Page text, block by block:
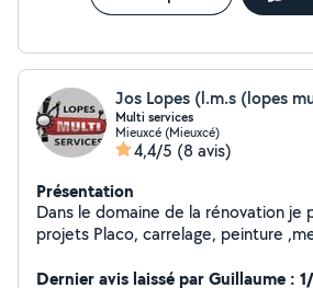
Jos Lopes (l.m.s (lopes
Multi services
Mieuxcé (Mieuxcé)
4,4/5 (8 avis)
Présentation
Dans le domaine de la rénovation je
projets Placo, carrelage, peinture ,menuiserie alu PVC
Dernier avis laissé par Guillaume :